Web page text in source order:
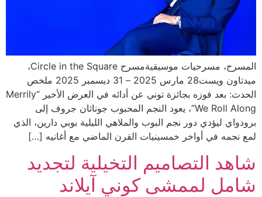
المسرح، مسرحيات موسيقيةمسرح Circle in the Square،
ميدتاون ويست28 مارس 2025 – 31 ديسمبر 2025 ملخص
الحدث: بعد فوزه بجائزة توني عن أدائه في العرض الأخير “Merrily
We Roll Along”، يعود النجم المحبوب جوناثان جروف إلى
برودواي ليؤدي دور نجم البوب والملاهي الليلية بوبي دارين، الذي
لمع نجمه في أواخر خمسينيات القرن الماضي مع أغانيه […]
شاهد التصاميم التخيلية لتجديد
شامل لممشى كوني آيلاند